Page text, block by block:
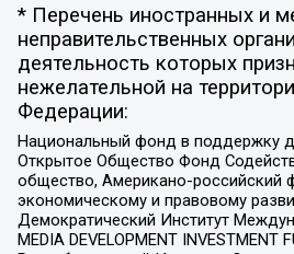
* Перечень иностранных и
неправительственных
деятельность которых
нежелательной на
Федерации:
Национальный фонд в поддержку
Открытое Общество Фонд
общество, Американо-российский
экономическому и правовому
Демократический Институт
MEDIA DEVELOPMENT